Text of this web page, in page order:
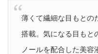
薄くて繊細な目もとの
搭載。気になる目もと
ノールを配合した美